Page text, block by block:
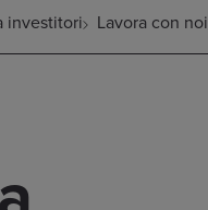
investitori Lavora con noi